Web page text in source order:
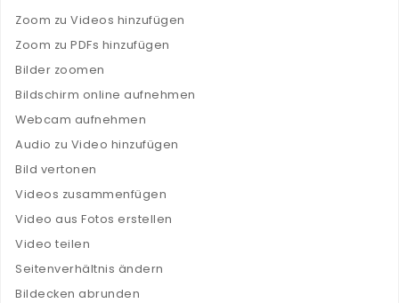
Zoom zu Videos hinzufügen
Zoom zu PDFs hinzufügen
Bilder zoomen
Bildschirm online aufnehmen
Webcam aufnehmen
Audio zu Video hinzufügen
Bild vertonen
Videos zusammenfügen
Video aus Fotos erstellen
Video teilen
Seitenverhältnis ändern
Bildecken abrunden